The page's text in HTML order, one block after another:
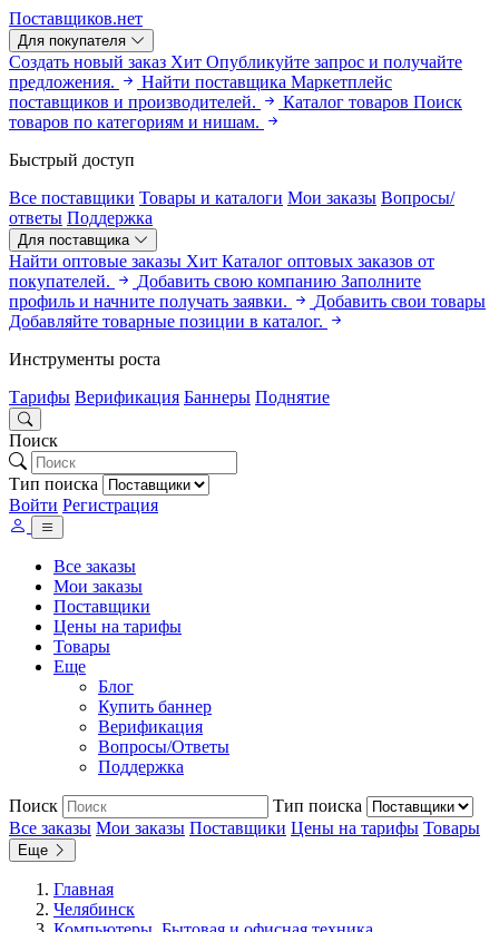
Поставщиков.нет
Для покупателя
Создать новый заказ Хит Опубликуйте запрос и получайте
предложения.
Найти поставщика Маркетплейс
поставщиков и производителей.
Каталог товаров Поиск
товаров по категориям и нишам.
Быстрый доступ
Все поставщики Товары и каталоги Мои заказы Вопросы/
ответы Поддержка
Для поставщика
Найти оптовые заказы Хит Каталог оптовых заказов от
покупателей.
Добавить свою компанию Заполните
профиль и начните получать заявки.
Добавить свои товары
Добавляйте товарные позиции в каталог.
Инструменты роста
Тарифы Верификация Баннеры Поднятие
Поиск
Тип поиска
Войти Регистрация
Все заказы
Мои заказы
Поставщики
Цены на тарифы
Товары
Еще
Блог
Купить баннер
Верификация
Вопросы/Ответы
Поддержка
Поиск
Тип поиска
Все заказы Мои заказы Поставщики Цены на тарифы Товары
Еще
Главная
Челябинск